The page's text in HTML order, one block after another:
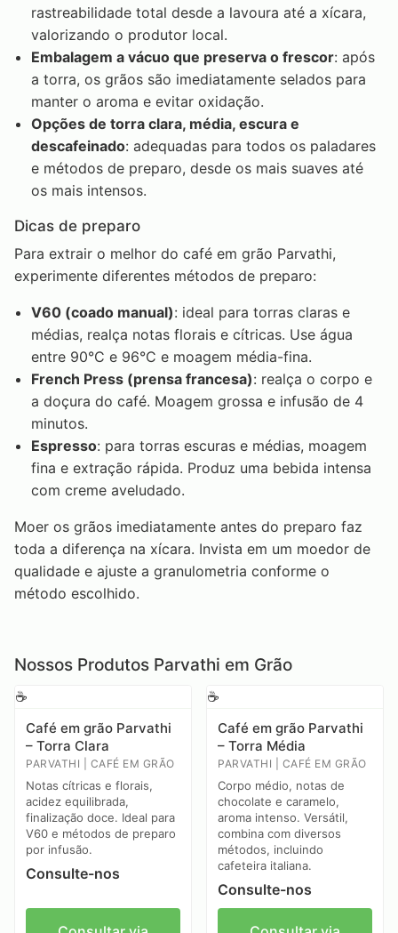
rastreabilidade total desde a lavoura até a xícara,
valorizando o produtor local.
Embalagem a vácuo que preserva o frescor: após
a torra, os grãos são imediatamente selados para
manter o aroma e evitar oxidação.
Opções de torra clara, média, escura e
descafeinado: adequadas para todos os paladares
e métodos de preparo, desde os mais suaves até
os mais intensos.
Dicas de preparo
Para extrair o melhor do café em grão Parvathi,
experimente diferentes métodos de preparo:
V60 (coado manual): ideal para torras claras e
médias, realça notas florais e cítricas. Use água
entre 90°C e 96°C e moagem média-fina.
French Press (prensa francesa): realça o corpo e
a doçura do café. Moagem grossa e infusão de 4
minutos.
Espresso: para torras escuras e médias, moagem
fina e extração rápida. Produz uma bebida intensa
com creme aveludado.
Moer os grãos imediatamente antes do preparo faz
toda a diferença na xícara. Invista em um moedor de
qualidade e ajuste a granulometria conforme o
método escolhido.
Nossos Produtos Parvathi em Grão
☕
Café em grão Parvathi
– Torra Clara
PARVATHI | CAFÉ EM GRÃO
Notas cítricas e florais,
acidez equilibrada,
finalização doce. Ideal para
V60 e métodos de preparo
por infusão.
Consulte-nos
☕
Café em grão Parvathi
– Torra Média
PARVATHI | CAFÉ EM GRÃO
Corpo médio, notas de
chocolate e caramelo,
aroma intenso. Versátil,
combina com diversos
métodos, incluindo
cafeteira italiana.
Consulte-nos